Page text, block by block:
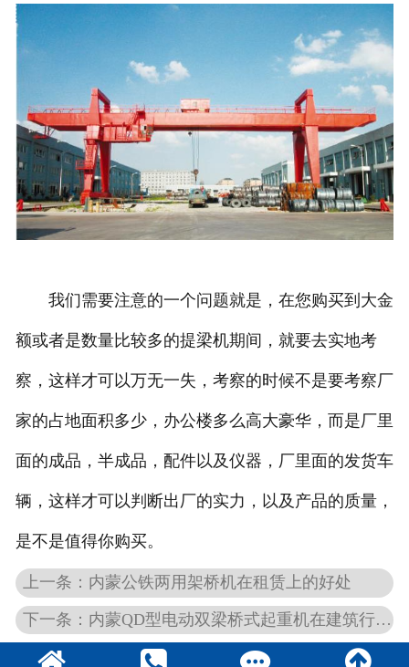
我们需要注意的一个问题就是，在您购买到大金
额或者是数量比较多的提梁机期间，就要去实地考
察，这样才可以万无一失，考察的时候不是要考察厂
家的占地面积多少，办公楼多么高大豪华，而是厂里
面的成品，半成品，配件以及仪器，厂里面的发货车
辆，这样才可以判断出厂的实力，以及产品的质量，
是不是值得你购买。
上一条：内蒙公铁两用架桥机在租赁上的好处
下一条：内蒙QD型电动双梁桥式起重机在建筑行业的优势